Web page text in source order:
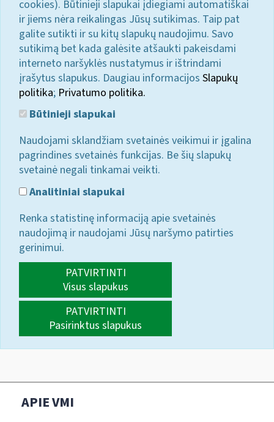
cookies). Būtinieji slapukai įdiegiami automatiškai
ir jiems nėra reikalingas Jūsų sutikimas. Taip pat
galite sutikti ir su kitų slapukų naudojimu. Savo
sutikimą bet kada galėsite atšaukti pakeisdami
interneto naršyklės nustatymus ir ištrindami
įrašytus slapukus. Daugiau informacijos Slapukų
politika; Privatumo politika.
Būtinieji slapukai
Naudojami sklandžiam svetainės veikimui ir įgalina
pagrindines svetainės funkcijas. Be šių slapukų
svetainė negali tinkamai veikti.
Analitiniai slapukai
Renka statistinę informaciją apie svetainės
naudojimą ir naudojami Jūsų naršymo patirties
gerinimui.
PATVIRTINTI
Visus slapukus
PATVIRTINTI
Pasirinktus slapukus
APIE VMI